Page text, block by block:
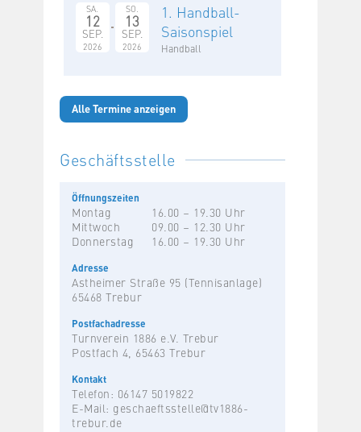
SA.
12
SEP.
2026
SO.
13
SEP.
2026
1. Handball-
Saisonspiel
Handball
Alle Termine anzeigen
Geschäftsstelle
Öffnungszeiten
Montag
16.00 – 19.30 Uhr
Mittwoch
09.00 – 12.30 Uhr
Donnerstag
16.00 – 19.30 Uhr
Adresse
Astheimer Straße 95 (Tennisanlage)
65468 Trebur
Postfachadresse
Turnverein 1886 e.V. Trebur
Postfach 4, 65463 Trebur
Kontakt
Telefon: 06147 5019822
E-Mail: geschaeftsstelle@tv1886-
trebur.de